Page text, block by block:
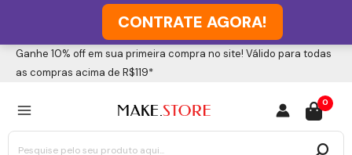
para
conteúdo
Ganhe 10% off em sua primeira compra no site! Válido para todas
as compras acima de R$119*
MENU
0
CONTRATE AGORA!